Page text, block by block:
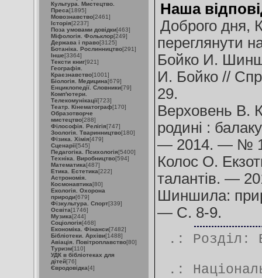
Культура. Мистецтво.
Преса[1895]
Мовознавство[2461]
Історія[2237]
Поза умовами довідки[463]
Міфологія. Фольклор[249]
Держава і право[3125]
Ботаніка. Рослинництво[291]
Інше[3364]
Тексти книг[921]
Географія.
Краєзнавство[1001]
Біологія. Медицина[679]
Енциклопедії. Словники[79]
Комп'ютери.
Телекомунікації[723]
Театр. Кінематограф[170]
Образотворче
мистецтво[288]
Філософія. Релігія[747]
Зоологія. Тваринництво[180]
Фізика. Хімія[479]
Сценарії[545]
Педагогіка. Психологія[5400]
Техніка. Виробництво[594]
Математика[487]
Етика. Естетика[222]
Астрономія.
Космонавтика[80]
Екологія. Охорона
природи[679]
Фізкультура. Спорт[339]
Освіта[1746]
Музика[244]
Соціологія[468]
Економіка. Фінанси[7482]
Бібліотеки. Архіви[1488]
Авіація. Повітроплавство[80]
Туризм[110]
УДК в бібліотеках для
дітей[76]
Євродовідка[4]
Наша
Доброго дня,
переглянути
Бойко И.
И. Бойко //
29.
Верховень В.
родині :
— 2014. — №
Колос О.
талантів. —
Шиншила:
— С. 8-9.
.: Розділ:
.: